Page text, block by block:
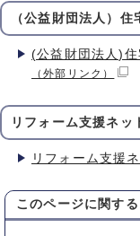
（公益財団法人）
(公益財団法人)
（外部リンク）
リフォーム支援ネッ
リフォーム支援
このページに関する